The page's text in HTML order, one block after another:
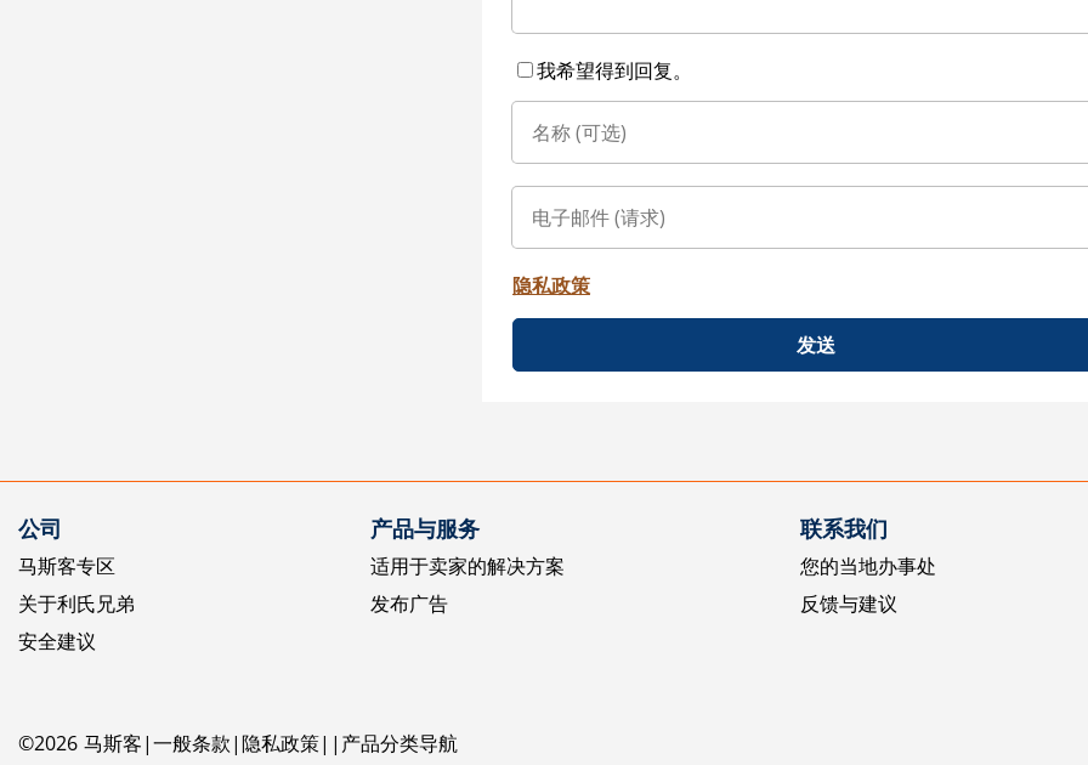
我希望得到回复。
隐私政策
发送
公司
马斯客专区
关于利氏兄弟
安全建议
产品与服务
适用于卖家的解决方案
发布广告
联系我们
您的当地办事处
反馈与建议
©2026 马斯客 一般条款 隐私政策 产品分类导航